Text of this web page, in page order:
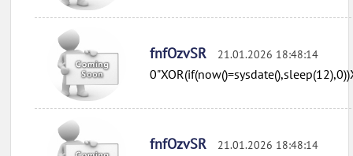
fnfOzvSR 21.01.2026 18:48:14
fnfOzvSR 21.01.2026 18:48:14